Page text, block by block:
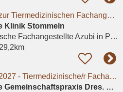
Ausbildung zur Tiermedizinischen Fachangestellten (m/w/d) ab August 2026
Klinik Stommeln
Fachangestellte Azubi in Pulheim, Stommeln
29,2km
Ausbildung 2027 - Tiermedizinische/r Fachangestellte/r (m/w/d) # Praktikum möglich
Tierärztliche Gemeinschaftspraxis Dres. Matburger